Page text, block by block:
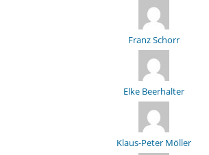
Franz Schorr
Elke Beerhalter
Klaus-Peter Möller